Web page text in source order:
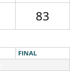
83
FINAL